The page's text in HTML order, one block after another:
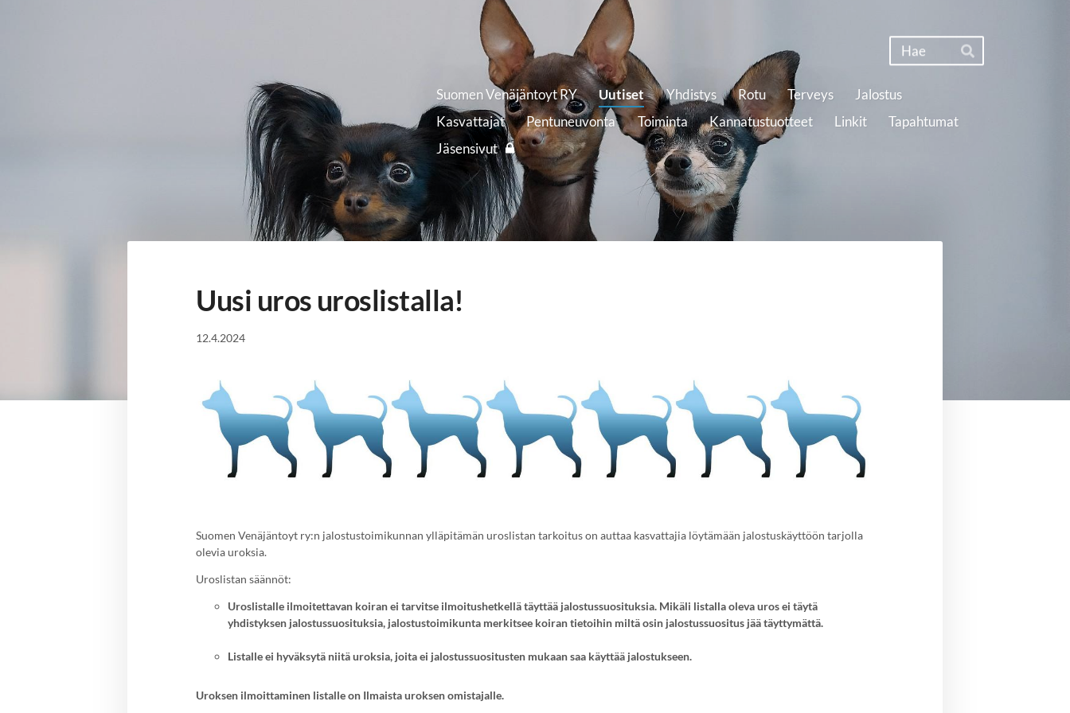
Hae
Suomen Venäjäntoyt RY Uutiset Yhdistys Rotu Terveys
Jalostus
Kasvattajat
Pentuneuvonta Toiminta Kannatustuotteet Linkit
Tapahtumat
Jäsensivut
Uusi uros uroslistalla!
12.4.2024
Suomen Venäjäntoyt ry:n jalostustoimikunnan ylläpitämän uroslistan tarkoitus on auttaa kasvattajia löytämään jalostuskäyttöön tarjolla
olevia uroksia.
Uroslistan säännöt:
Uroslistalle ilmoitettavan koiran ei tarvitse ilmoitushetkellä täyttää jalostussuosituksia. Mikäli listalla oleva uros ei täytä
yhdistyksen jalostussuosituksia, jalostustoimikunta merkitsee koiran tietoihin miltä osin jalostussuositus jää täyttymättä.
Listalle ei hyväksytä niitä uroksia, joita ei jalostussuositusten mukaan saa käyttää jalostukseen.
Uroksen ilmoittaminen listalle on Ilmaista uroksen omistajalle.